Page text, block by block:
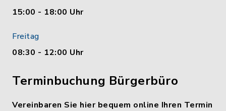
15:00 - 18:00 Uhr
Freitag
08:30 - 12:00 Uhr
Terminbuchung Bürgerbüro
Vereinbaren Sie hier bequem online Ihren Termin